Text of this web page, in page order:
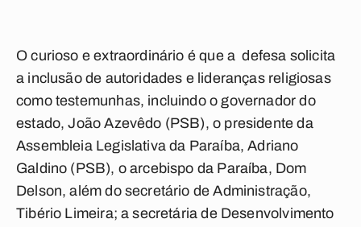
O curioso e extraordinário é que a defesa solicita
a inclusão de autoridades e lideranças religiosas
como testemunhas, incluindo o governador do
estado, João Azevêdo (PSB), o presidente da
Assembleia Legislativa da Paraíba, Adriano
Galdino (PSB), o arcebispo da Paraíba, Dom
Delson, além do secretário de Administração,
Tibério Limeira; a secretária de Desenvolvimento